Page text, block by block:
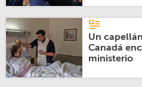
Un
Canadá
ministerio